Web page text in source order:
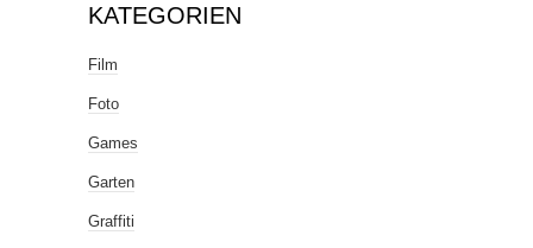
KATEGORIEN
Film
Foto
Games
Garten
Graffiti